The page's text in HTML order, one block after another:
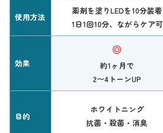
使用方法
薬剤を塗りLEDを10分装着
1日1回10分、ながらケア可
効果
◎
約1ヶ月で
2〜4トーンUP
目的
ホワイトニング
抗菌・殺菌・消臭